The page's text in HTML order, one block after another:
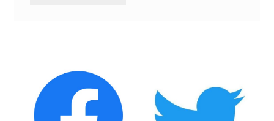
2022.12.25美浜原発 運転停止認めず 稼働４０年
超 老朽対策容認